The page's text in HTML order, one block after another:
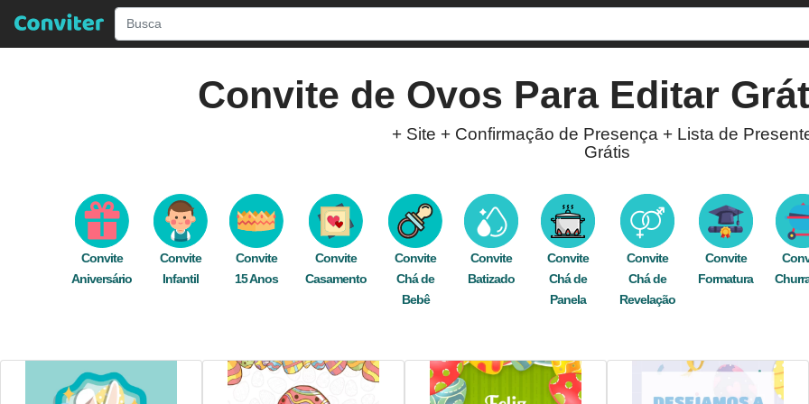
Convite de Ovos Para Editar
+ Site + Confirmação de Presença + Lista de
Grátis
editar gratuitamente e rapidamente online. Nosso editor está disponível para você criar convites
Envie seu convite digital de graça pelo WhatsApp, Facebook, e-mail, ou imprima e
amigos,festa, encontro,feriado caça,ovos coelho,estrela ,azul,infantil comemoração,celebração,
Convite
Aniversário
Convite
Infantil
Convite
15 Anos
Convite
Casamento
Convite
Chá de
Bebê
Convite
Batizado
Convite
Chá de
Panela
Convite
Chá de
Revelação
Convite
Formatura